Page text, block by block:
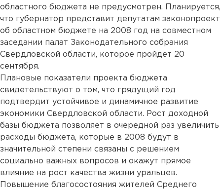
областного бюджета не предусмотрен. Планируется,
что губернатор представит депутатам законопроект
об областном бюджете на 2008 год на совместном
заседании палат Законодательного собрания
Свердловской области, которое пройдет 20
сентября.
Плановые показатели проекта бюджета
свидетельствуют о том, что грядущий год
подтвердит устойчивое и динамичное развитие
экономики Свердловской области. Рост доходной
базы бюджета позволяет в очередной раз увеличить
расходы бюджета, которые в 2008 будут в
значительной степени связаны с решением
социально важных вопросов и окажут прямое
влияние на рост качества жизни уральцев.
Повышение благосостояния жителей Среднего